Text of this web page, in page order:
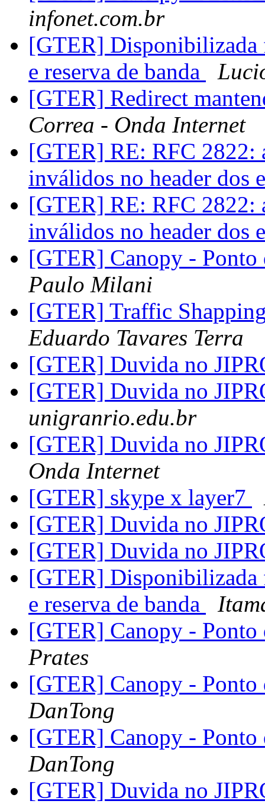
infonet.com.br
[GTER] Disponibilizada
e reserva de banda
[GTER] Redirect
Correa - Onda Internet
[GTER] RE: RFC 2822:
inválidos no header dos
[GTER] RE: RFC 2822:
inválidos no header dos
[GTER] Canopy - Ponto
Paulo Milani
[GTER] Traffic
Eduardo Tavares Terra
[GTER] Duvida no
[GTER] Duvida no
unigranrio.edu.br
[GTER] Duvida no
Onda Internet
[GTER] skype x layer7
[GTER] Duvida no
[GTER] Duvida no
[GTER] Disponibilizada
e reserva de banda
[GTER] Canopy - Ponto
Prates
[GTER] Canopy - Ponto
DanTong
[GTER] Canopy - Ponto
DanTong
[GTER] Duvida no